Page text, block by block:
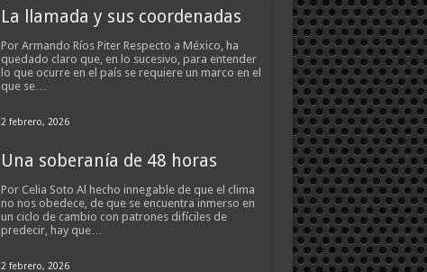
La llamada y sus coordenadas
Por Armando Ríos Piter Respecto a México, ha
quedado claro que, en lo sucesivo, para entender
lo que ocurre en el país se requiere un marco en el
que se…
2 febrero, 2026
Una soberanía de 48 horas
Por Celia Soto Al hecho innegable de que el clima
no nos obedece, de que se encuentra inmerso en
un ciclo de cambio con patrones difíciles de
predecir, hay que…
2 febrero, 2026